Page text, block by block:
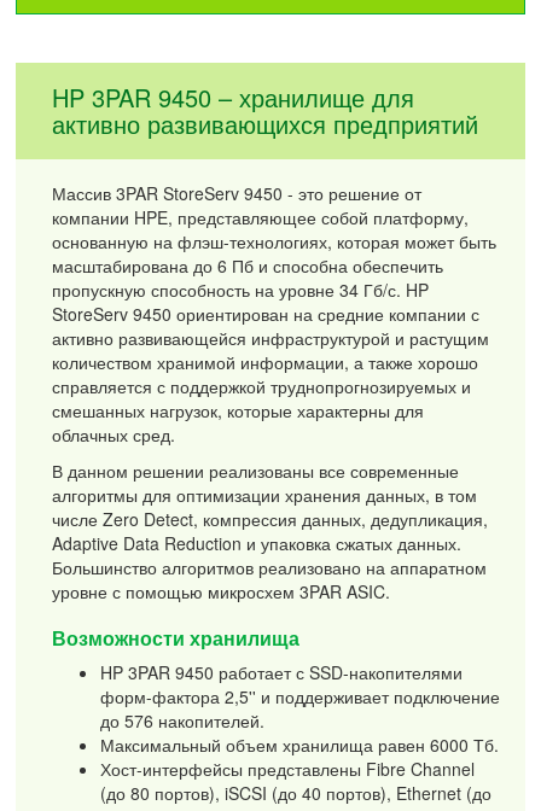
HP 3PAR 9450 – хранилище для
активно развивающихся предприятий
Массив 3PAR StoreServ 9450 - это решение от
компании HPE, представляющее собой платформу,
основанную на флэш-технологиях, которая может быть
масштабирована до 6 Пб и способна обеспечить
пропускную способность на уровне 34 Гб/с. HP
StoreServ 9450 ориентирован на средние компании с
активно развивающейся инфраструктурой и растущим
количеством хранимой информации, а также хорошо
справляется с поддержкой труднопрогнозируемых и
смешанных нагрузок, которые характерны для
облачных сред.
В данном решении реализованы все современные
алгоритмы для оптимизации хранения данных, в том
числе Zero Detect, компрессия данных, дедупликация,
Adaptive Data Reduction и упаковка сжатых данных.
Большинство алгоритмов реализовано на аппаратном
уровне с помощью микросхем 3PAR ASIC.
Возможности хранилища
HP 3PAR 9450 работает с SSD-накопителями
форм-фактора 2,5'' и поддерживает подключение
до 576 накопителей.
Максимальный объем хранилища равен 6000 Тб.
Хост-интерфейсы представлены Fibre Channel
(до 80 портов), iSCSI (до 40 портов), Ethernet (до